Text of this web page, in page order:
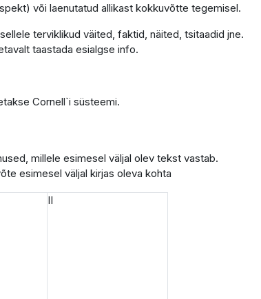
või laenutatud allikast kokkuvõtte tegemisel.
terviklikud väited, faktid, näited, tsitaadid jne.
taastada esialgse info.
Cornell`i süsteemi.
millele esimesel väljal olev tekst vastab.
esimesel väljal kirjas oleva kohta
II